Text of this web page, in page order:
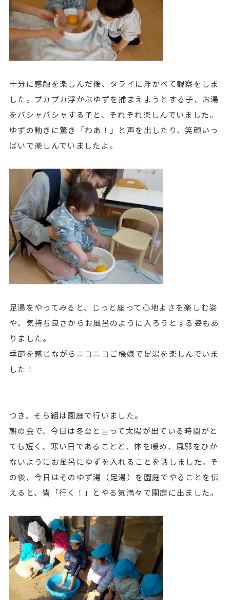
十分に感触を楽しんだ後、タライに浮かべて観察をしま
した。プカプカ浮かぶゆずを捕まえようとする子、お湯
をパシャパシャする子と、それぞれ楽しんでいました。
ゆずの動きに驚き「わあ！」と声を出したり、笑顔いっ
ぱいで楽しんでいましたよ。
足湯をやってみると、じっと座って心地よさを楽しむ姿
や、気持ち良さからお風呂のように入ろうとする姿もあ
りました。
季節を感じながらニコニコご機嫌で足湯を楽しんでいま
した！
つき、そら組は園庭で行いました。
朝の会で、今日は冬至と言って太陽が出ている時間がと
ても短く、寒い日であることと、体を暖め、風邪をひか
ないようにお風呂にゆずを入れることを話しました。そ
の後、今日はそのゆず湯（足湯）を園庭でやることを伝
えると、皆「行く！」とやる気満々で園庭に出ました。